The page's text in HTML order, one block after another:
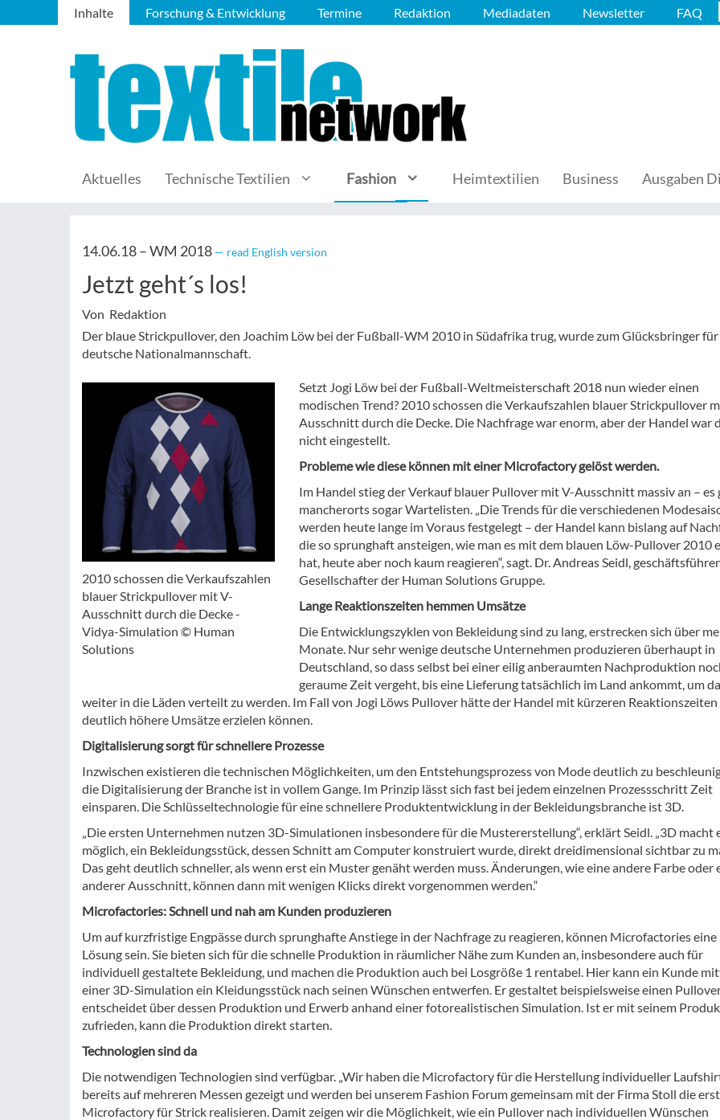
Inhalte Forschung & Entwicklung Termine Redaktion Mediadaten Newsletter FAQ
Aktuelles Technische Textilien Fashion Heimtextilien Business Ausgaben
14.06.18 –WM 2018 — read English version
Jetzt geht´s los!
Von Redaktion
Der blaue Strickpullover, den Joachim Löw bei der Fußball-WM 2010 in Südafrika trug, wurde zum Glücksbringer
deutsche Nationalmannschaft.
2010 schossen die Verkaufszahlen
blauer Strickpullover mit V-
Ausschnitt durch die Decke -
Vidya-Simulation © Human
Solutions
Setzt Jogi Löw bei der Fußball-Weltmeisterschaft 2018 nun wieder einen
modischen Trend? 2010 schossen die Verkaufszahlen blauer Strickpullover
Ausschnitt durch die Decke. Die Nachfrage war enorm, aber der Handel war
nicht eingestellt.
Probleme wie diese können mit einer Microfactory gelöst werden.
Im Handel stieg der Verkauf blauer Pullover mit V-Ausschnitt massiv an – es
mancherorts sogar Wartelisten. „Die Trends für die verschiedenen
werden heute lange im Voraus festgelegt – der Handel kann bislang auf
die so sprunghaft ansteigen, wie man es mit dem blauen Löw-Pullover 2010
hat, heute aber noch kaum reagieren“, sagt. Dr. Andreas Seidl,
Gesellschafter der Human Solutions Gruppe.
Lange Reaktionszeiten hemmen Umsätze
Die Entwicklungszyklen von Bekleidung sind zu lang, erstrecken sich über
Monate. Nur sehr wenige deutsche Unternehmen produzieren überhaupt in
Deutschland, so dass selbst bei einer eilig anberaumten Nachproduktion
geraume Zeit vergeht, bis eine Lieferung tatsächlich im Land ankommt, um
weiter in die Läden verteilt zu werden. Im Fall von Jogi Löws Pullover hätte der Handel mit kürzeren Reaktionszeiten
deutlich höhere Umsätze erzielen können.
Digitalisierung sorgt für schnellere Prozesse
Inzwischen existieren die technischen Möglichkeiten, um den Entstehungsprozess von Mode deutlich zu
die Digitalisierung der Branche ist in vollem Gange. Im Prinzip lässt sich fast bei jedem einzelnen Prozessschritt Zeit
einsparen. Die Schlüsseltechnologie für eine schnellere Produktentwicklung in der Bekleidungsbranche ist 3D.
„Die ersten Unternehmen nutzen 3D-Simulationen insbesondere für die Mustererstellung“, erklärt Seidl. „3D macht
möglich, ein Bekleidungsstück, dessen Schnitt am Computer konstruiert wurde, direkt dreidimensional sichtbar zu
Das geht deutlich schneller, als wenn erst ein Muster genäht werden muss. Änderungen, wie eine andere Farbe oder
anderer Ausschnitt, können dann mit wenigen Klicks direkt vorgenommen werden.“
Microfactories: Schnell und nah am Kunden produzieren
Um auf kurzfristige Engpässe durch sprunghafte Anstiege in der Nachfrage zu reagieren, können Microfactories eine
Lösung sein. Sie bieten sich für die schnelle Produktion in räumlicher Nähe zum Kunden an, insbesondere auch für
individuell gestaltete Bekleidung, und machen die Produktion auch bei Losgröße 1 rentabel. Hier kann ein Kunde
einer 3D-Simulation ein Kleidungsstück nach seinen Wünschen entwerfen. Er gestaltet beispielsweise einen
entscheidet über dessen Produktion und Erwerb anhand einer fotorealistischen Simulation. Ist er mit seinem
zufrieden, kann die Produktion direkt starten.
Technologien sind da
Die notwendigen Technologien sind verfügbar. „Wir haben die Microfactory für die Herstellung individueller
bereits auf mehreren Messen gezeigt und werden bei unserem Fashion Forum gemeinsam mit der Firma Stoll die
Microfactory für Strick realisieren. Damit zeigen wir die Möglichkeit, wie ein Pullover nach individuellen Wünschen